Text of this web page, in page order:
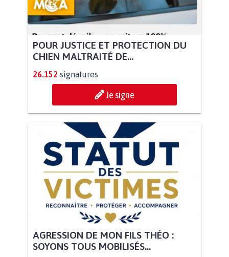
POUR JUSTICE ET PROTECTION DU
CHIEN MALTRAITÉ DE...
26.152 signatures
Je signe
AGRESSION DE MON FILS THÉO :
SOYONS TOUS MOBILISÉS...